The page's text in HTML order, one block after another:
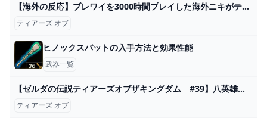
【海外の反応】ブレワイを3000時間プレイした海外ニキがティアキンをプレイした結果ｗｗ【ゼルダの伝説 ティアーズ オブ ザ キングダム】 - YouTube
ティアーズ オブ
ヒノックスバットの入手方法と効果性能
武器一覧
【ゼルダの伝説ティアーズオブザキングダム #39】八英雄を追って、宝珠探し！ - YouTube
ティアーズ オブ